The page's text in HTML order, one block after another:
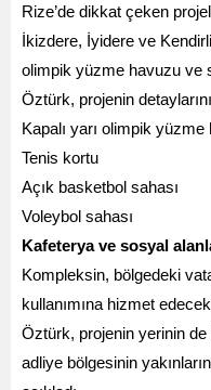
Rize’de dikkat çeken
İkizdere, İyidere ve
olimpik yüzme havuzu ve
Öztürk, projenin
Kapalı yarı olimpik yüzme
Tenis kortu
Açık basketbol sahası
Voleybol sahası
Kafeterya ve sosyal
Kompleksin, bölgedeki
kullanımına hizmet
Öztürk, projenin yerinin de
adliye bölgesinin